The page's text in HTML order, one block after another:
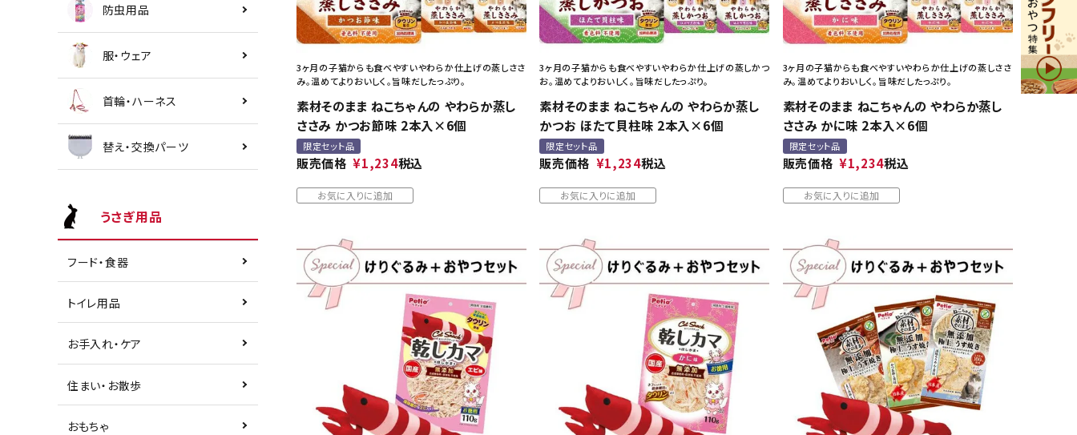
防虫用品
服・ウェア
首輪・ハーネス
替え・交換パーツ
うさぎ用品
フード・食器
トイレ用品
お手入れ・ケア
住まい・お散歩
おもちゃ
3ヶ月の子猫からも食べやすいやわらか仕上げの蒸しささ
み。温めてよりおいしく。旨味だしたっぷり。
素材そのまま ねこちゃんの やわらか蒸し
ささみ かつお節味 2本入×6個
限定セット品
販売価格 ¥1,234税込
お気に入りに追加
3ヶ月の子猫からも食べやすいやわらか仕上げの蒸しかつ
お。温めてよりおいしく。旨味だしたっぷり。
素材そのまま ねこちゃんの やわらか蒸し
かつお ほたて貝柱味 2本入×6個
限定セット品
販売価格 ¥1,234税込
お気に入りに追加
3ヶ月の子猫からも食べやすいやわらか仕上げの蒸しささ
み。温めてよりおいしく。旨味だしたっぷり。
素材そのまま ねこちゃんの やわらか蒸し
ささみ かに味 2本入×6個
限定セット品
販売価格 ¥1,234税込
お気に入りに追加